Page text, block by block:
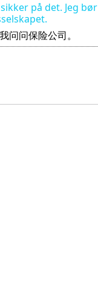
på det. Jeg
问问保险公司。